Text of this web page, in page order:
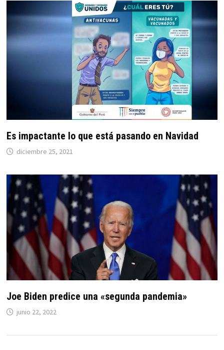
Es impactante lo que está pasando en Navidad
diciembre 25, 2021
Joe Biden predice una «segunda pandemia»
junio 22, 2022